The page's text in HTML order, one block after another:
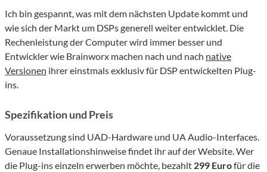
Ich bin gespannt, was mit dem nächsten Update kommt und
wie sich der Markt um DSPs generell weiter entwicklet. Die
Rechenleistung der Computer wird immer besser und
Entwickler wie Brainworx machen nach und nach native
Versionen ihrer einstmals exklusiv für DSP entwickelten Plug-
ins.
Spezifikation und Preis
Voraussetzung sind UAD-Hardware und UA Audio-Interfaces.
Genaue Installationshinweise findet ihr auf der Website. Wer
die Plug-ins einzeln erwerben möchte, bezahlt 299 Eurofür die